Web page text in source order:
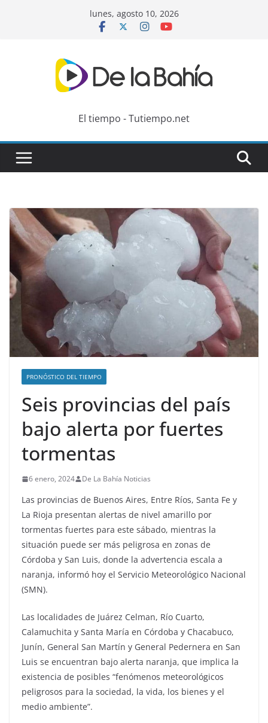
lunes, agosto 10, 2026
El tiempo - Tutiempo.net
PRONÓSTICO DEL TIEMPO
Seis provincias del país
bajo alerta por fuertes
tormentas
6 enero, 2024 De La Bahía Noticias
Las provincias de Buenos Aires, Entre Ríos, Santa Fe y
La Rioja presentan alertas de nivel amarillo por
tormentas fuertes para este sábado, mientras la
situación puede ser más peligrosa en zonas de
Córdoba y San Luis, donde la advertencia escala a
naranja, informó hoy el Servicio Meteorológico Nacional
(SMN).
Las localidades de Juárez Celman, Río Cuarto,
Calamuchita y Santa María en Córdoba y Chacabuco,
Junín, General San Martín y General Pedernera en San
Luis se encuentran bajo alerta naranja, que implica la
existencia de posibles “fenómenos meteorológicos
peligrosos para la sociedad, la vida, los bienes y el
medio ambiente”.